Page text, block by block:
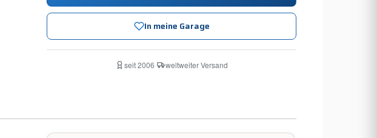
In meine Garage
seit 2006· weltweiter Versand